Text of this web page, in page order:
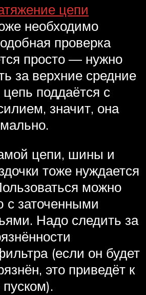
цепи
необходимо
проверка
просто — нужно
за верхние средние
поддаётся с
значит, она
цепи, шины и
тоже нуждается
можно
с заточенными
Надо следить за
(если он будет
это приведёт к